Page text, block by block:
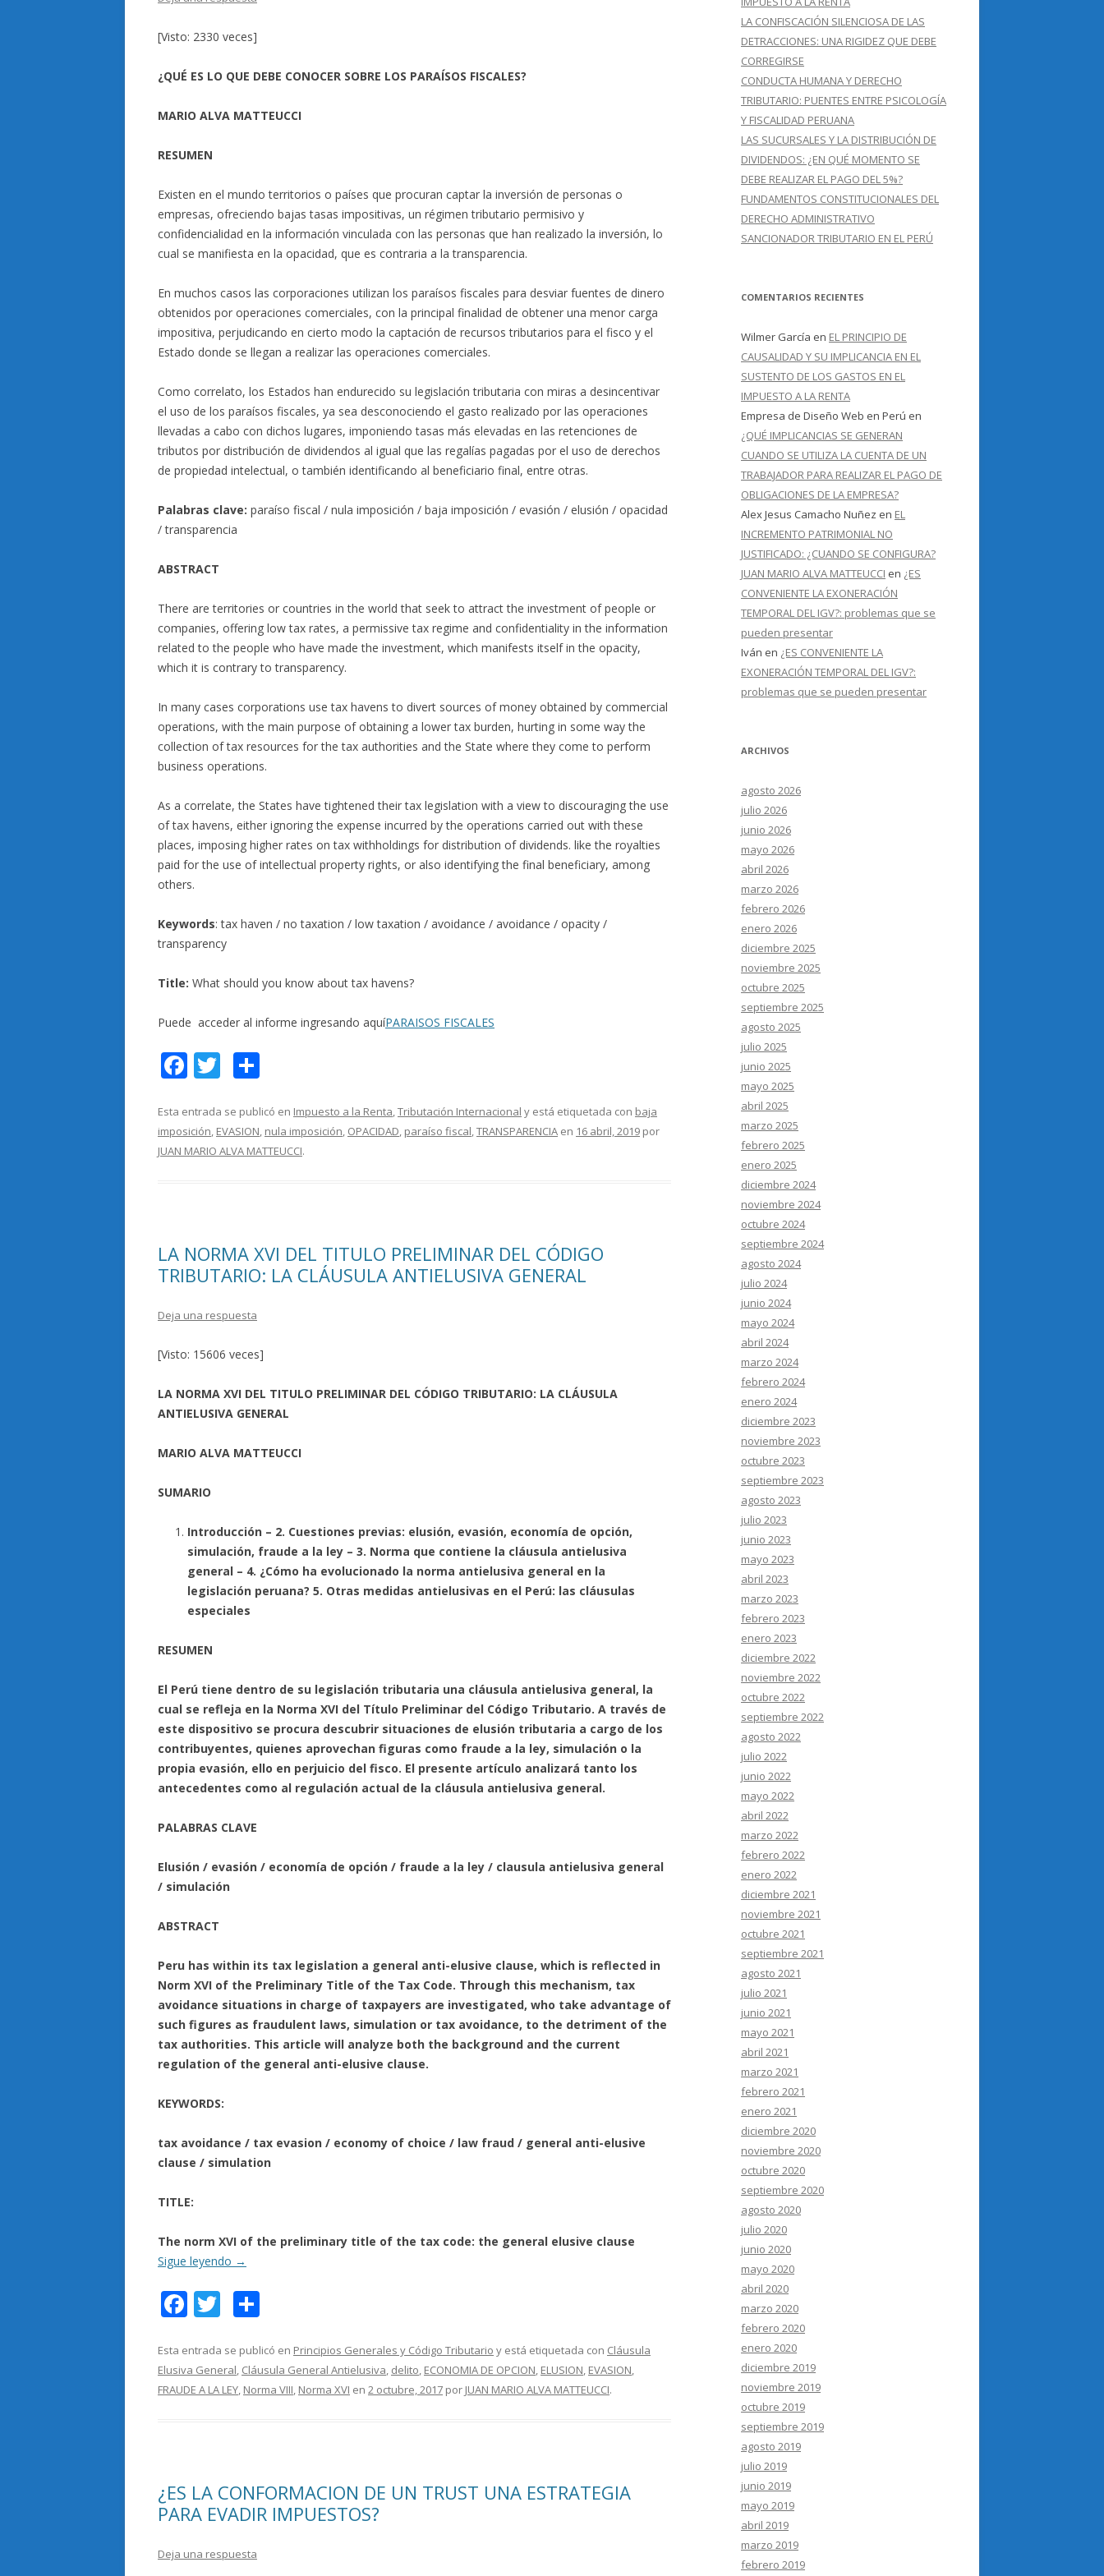
[Visto: 2330 veces]
¿QUÉ ES LO QUE DEBE CONOCER SOBRE LOS PARAÍSOS FISCALES?
MARIO ALVA MATTEUCCI
RESUMEN
Existen en el mundo territorios o países que procuran captar la inversión de personas o
empresas, ofreciendo bajas tasas impositivas, un régimen tributario permisivo y
confidencialidad en la información vinculada con las personas que han realizado la inversión, lo
cual se manifiesta en la opacidad, que es contraria a la transparencia.
En muchos casos las corporaciones utilizan los paraísos fiscales para desviar fuentes de dinero
obtenidos por operaciones comerciales, con la principal finalidad de obtener una menor carga
impositiva, perjudicando en cierto modo la captación de recursos tributarios para el fisco y el
Estado donde se llegan a realizar las operaciones comerciales.
Como correlato, los Estados han endurecido su legislación tributaria con miras a desincentivar
el uso de los paraísos fiscales, ya sea desconociendo el gasto realizado por las operaciones
llevadas a cabo con dichos lugares, imponiendo tasas más elevadas en las retenciones de
tributos por distribución de dividendos al igual que las regalías pagadas por el uso de derechos
de propiedad intelectual, o también identificando al beneficiario final, entre otras.
Palabras clave: paraíso fiscal / nula imposición / baja imposición / evasión / elusión / opacidad
/ transparencia
ABSTRACT
There are territories or countries in the world that seek to attract the investment of people or
companies, offering low tax rates, a permissive tax regime and confidentiality in the information
related to the people who have made the investment, which manifests itself in the opacity,
which it is contrary to transparency.
In many cases corporations use tax havens to divert sources of money obtained by commercial
operations, with the main purpose of obtaining a lower tax burden, hurting in some way the
collection of tax resources for the tax authorities and the State where they come to perform
business operations.
As a correlate, the States have tightened their tax legislation with a view to discouraging the use
of tax havens, either ignoring the expense incurred by the operations carried out with these
places, imposing higher rates on tax withholdings for distribution of dividends. like the royalties
paid for the use of intellectual property rights, or also identifying the final beneficiary, among
others.
Keywords: tax haven / no taxation / low taxation / avoidance / avoidance / opacity /
transparency
Title: What should you know about tax havens?
Puede acceder al informe ingresando aquíPARAISOS FISCALES
F
e
b
T
itt
er
m
p
Esta entrada se publicó en Impuesto a la Renta,Tributación Internacional y está etiquetada con baja
imposición, EVASION, nula imposición, OPACIDAD, paraíso fiscal,TRANSPARENCIA en 16 abril, 2019 por
JUAN MARIO ALVA MATTEUCCI.
LA NORMA XVI DEL TITULO PRELIMINAR DEL CÓDIGO
TRIBUTARIO: LA CLÁUSULA ANTIELUSIVA GENERAL
Deja una respuesta
[Visto: 15606 veces]
LA NORMA XVI DEL TITULO PRELIMINAR DEL CÓDIGO TRIBUTARIO: LA CLÁUSULA
ANTIELUSIVA GENERAL
MARIO ALVA MATTEUCCI
SUMARIO
Introducción – 2. Cuestiones previas: elusión, evasión, economía de opción,
simulación, fraude a la ley – 3. Norma que contiene la cláusula antielusiva
general – 4. ¿Cómo ha evolucionado la norma antielusiva general en la
legislación peruana? 5. Otras medidas antielusivas en el Perú: las cláusulas
especiales
RESUMEN
El Perú tiene dentro de su legislación tributaria una cláusula antielusiva general, la
cual se refleja en la Norma XVI del Título Preliminar del Código Tributario. A través de
este dispositivo se procura descubrir situaciones de elusión tributaria a cargo de los
contribuyentes, quienes aprovechan figuras como fraude a la ley, simulación o la
propia evasión, ello en perjuicio del fisco. El presente artículo analizará tanto los
antecedentes como al regulación actual de la cláusula antielusiva general.
PALABRAS CLAVE
Elusión / evasión / economía de opción / fraude a la ley / clausula antielusiva general
/ simulación
ABSTRACT
Peru has within its tax legislation a general anti-elusive clause, which is reflected in
Norm XVI of the Preliminary Title of the Tax Code. Through this mechanism, tax
avoidance situations in charge of taxpayers are investigated, who take advantage of
such figures as fraudulent laws, simulation or tax avoidance, to the detriment of the
tax authorities. This article will analyze both the background and the current
regulation of the general anti-elusive clause.
KEYWORDS:
tax avoidance / tax evasion / economy of choice / law fraud / general anti-elusive
clause / simulation
TITLE:
The norm XVI of the preliminary title of the tax code: the general elusive clause
Sigue leyendo →
F
e
b
T
itt
er
m
p
Esta entrada se publicó en Principios Generales y Código Tributario y está etiquetada con Cláusula
Elusiva General, Cláusula General Antielusiva, delito, ECONOMIA DE OPCION, ELUSION, EVASION,
FRAUDE A LA LEY, Norma VIII, Norma XVI en 2 octubre, 2017 por JUAN MARIO ALVA MATTEUCCI.
¿ES LA CONFORMACION DE UN TRUST UNA ESTRATEGIA
PARA EVADIR IMPUESTOS?
Deja una respuesta
LA CONFISCACIÓN SILENCIOSA DE LAS
DETRACCIONES: UNA RIGIDEZ QUE DEBE
CORREGIRSE
CONDUCTA HUMANA Y DERECHO
TRIBUTARIO: PUENTES ENTRE PSICOLOGÍA
Y FISCALIDAD PERUANA
LAS SUCURSALES Y LA DISTRIBUCIÓN DE
DIVIDENDOS: ¿EN QUÉ MOMENTO SE
DEBE REALIZAR EL PAGO DEL 5%?
FUNDAMENTOS CONSTITUCIONALES DEL
DERECHO ADMINISTRATIVO
SANCIONADOR TRIBUTARIO EN EL PERÚ
COMENTARIOS RECIENTES
Wilmer García en EL PRINCIPIO DE
CAUSALIDAD Y SU IMPLICANCIA EN EL
SUSTENTO DE LOS GASTOS EN EL
IMPUESTO A LA RENTA
Empresa de Diseño Web en Perú en
¿QUÉ IMPLICANCIAS SE GENERAN
CUANDO SE UTILIZA LA CUENTA DE UN
TRABAJADOR PARA REALIZAR EL PAGO DE
OBLIGACIONES DE LA EMPRESA?
Alex Jesus Camacho Nuñez en EL
INCREMENTO PATRIMONIAL NO
JUSTIFICADO: ¿CUANDO SE CONFIGURA?
JUAN MARIO ALVA MATTEUCCI en ¿ES
CONVENIENTE LA EXONERACIÓN
TEMPORAL DEL IGV?: problemas que se
pueden presentar
Iván en ¿ES CONVENIENTE LA
EXONERACIÓN TEMPORAL DEL IGV?:
problemas que se pueden presentar
ARCHIVOS
agosto 2026
julio 2026
junio 2026
mayo 2026
abril 2026
marzo 2026
febrero 2026
enero 2026
diciembre 2025
noviembre 2025
octubre 2025
septiembre 2025
agosto 2025
julio 2025
junio 2025
mayo 2025
abril 2025
marzo 2025
febrero 2025
enero 2025
diciembre 2024
noviembre 2024
octubre 2024
septiembre 2024
agosto 2024
julio 2024
junio 2024
mayo 2024
abril 2024
marzo 2024
febrero 2024
enero 2024
diciembre 2023
noviembre 2023
octubre 2023
septiembre 2023
agosto 2023
julio 2023
junio 2023
mayo 2023
abril 2023
marzo 2023
febrero 2023
enero 2023
diciembre 2022
noviembre 2022
octubre 2022
septiembre 2022
agosto 2022
julio 2022
junio 2022
mayo 2022
abril 2022
marzo 2022
febrero 2022
enero 2022
diciembre 2021
noviembre 2021
octubre 2021
septiembre 2021
agosto 2021
julio 2021
junio 2021
mayo 2021
abril 2021
marzo 2021
febrero 2021
enero 2021
diciembre 2020
noviembre 2020
octubre 2020
septiembre 2020
agosto 2020
julio 2020
junio 2020
mayo 2020
abril 2020
marzo 2020
febrero 2020
enero 2020
diciembre 2019
noviembre 2019
octubre 2019
septiembre 2019
agosto 2019
julio 2019
junio 2019
mayo 2019
abril 2019
marzo 2019
febrero 2019